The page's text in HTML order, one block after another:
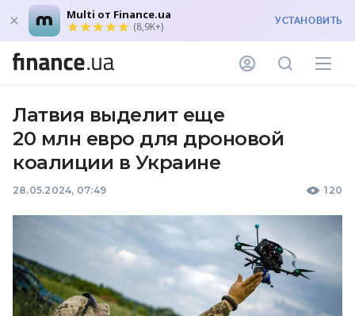
Multi от Finance.ua
(8,9K+) УСТАНОВИТЬ
Латвия выделит еще
20 млн евро для дроновой
коалиции в Украине
28.05.2024, 07:49 120